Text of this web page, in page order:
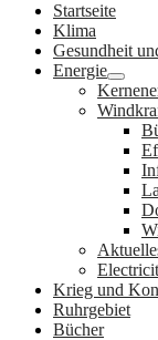
Startseite
Klima
Gesundheit
Energie
Krieg und
Ruhrgebiet
Bücher